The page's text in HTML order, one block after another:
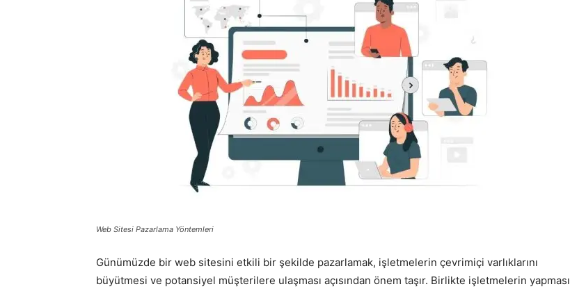
ve
–
Web Sitesi Pazarlama Yöntemleri
Günümüzde bir web sitesini etkili bir şekilde pazarlamak, işletmelerin çevrimiçi varlıklarını
büyütmesi ve potansiyel müşterilere ulaşması açısından önem taşır. Birlikte işletmelerin yapması